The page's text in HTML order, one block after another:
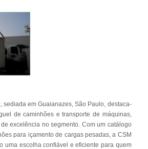
sediada em Guaianazes, São Paulo, destaca-
de caminhões e transporte de máquinas,
excelência no segmento. Com um catálogo
para içamento de cargas pesadas, a CSM
uma escolha confiável e eficiente para quem